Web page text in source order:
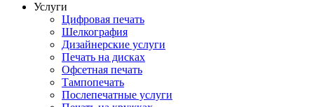
Услуги
Цифровая печать
Шелкография
Дизайнерские услуги
Печать на дисках
Офсетная печать
Тампопечать
Послепечатные услуги